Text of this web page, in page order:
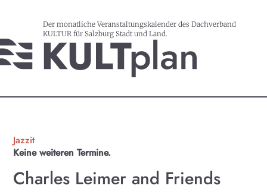
Der monatliche Veranstaltungskalender des Dachverband
KULTUR für Salzburg Stadt und Land.
Jazzit
Keine weiteren Termine.
Charles Leimer and Friends